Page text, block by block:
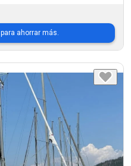
para ahorrar más.